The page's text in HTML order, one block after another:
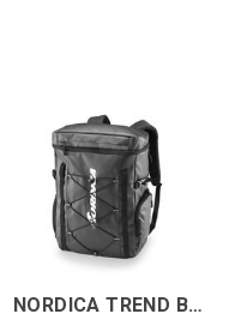
NORDICA TREND BACKBAG Svart/Vit